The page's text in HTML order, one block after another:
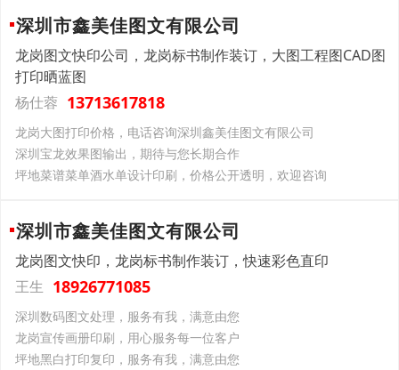
深圳市鑫美佳图文有限公司
龙岗图文快印公司，龙岗标书制作装订，大图工程图CAD图
打印晒蓝图
杨仕蓉 13713617818
龙岗大图打印价格，电话咨询深圳鑫美佳图文有限公司
深圳宝龙效果图输出，期待与您长期合作
坪地菜谱菜单酒水单设计印刷，价格公开透明，欢迎咨询
深圳市鑫美佳图文有限公司
龙岗图文快印，龙岗标书制作装订，快速彩色直印
王生 18926771085
深圳数码图文处理，服务有我，满意由您
龙岗宣传画册印刷，用心服务每一位客户
坪地黑白打印复印，服务有我，满意由您